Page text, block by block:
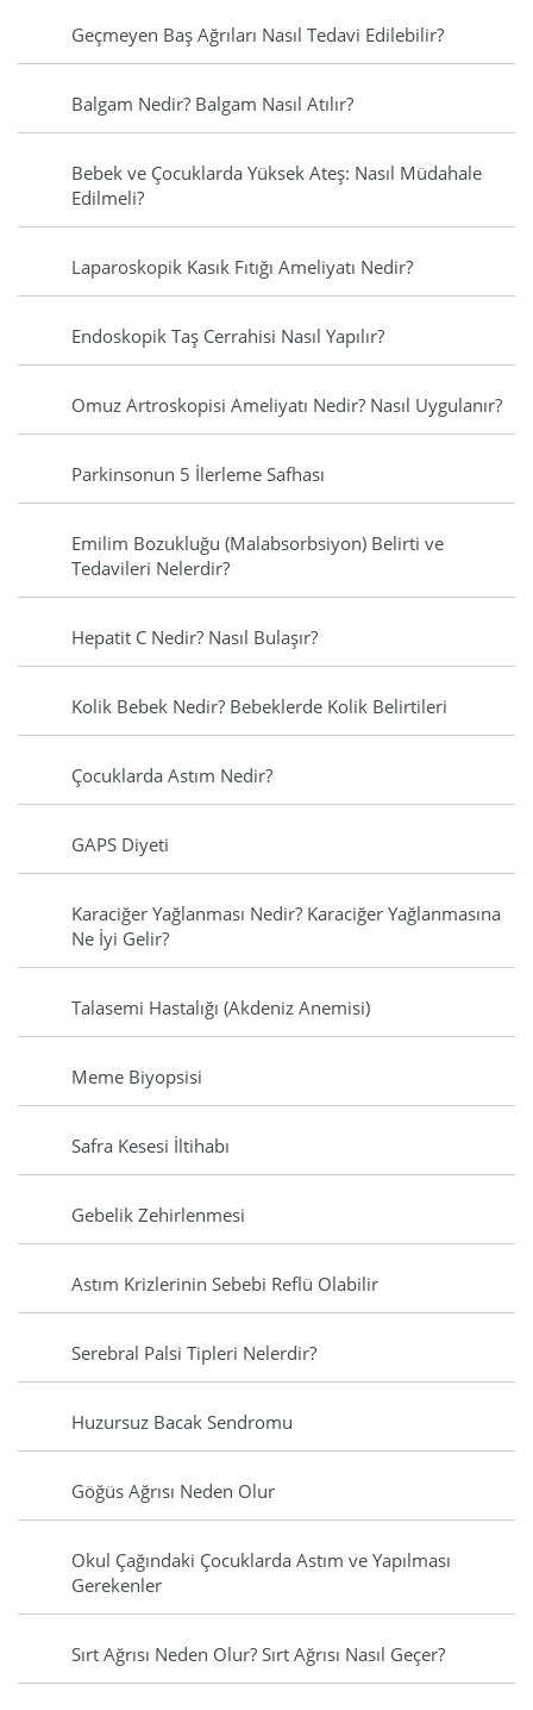
Geçmeyen Baş Ağrıları Nasıl Tedavi Edilebilir?
Balgam Nedir? Balgam Nasıl Atılır?
Bebek ve Çocuklarda Yüksek Ateş: Nasıl Müdahale
Edilmeli?
Laparoskopik Kasık Fıtığı Ameliyatı Nedir?
Endoskopik Taş Cerrahisi Nasıl Yapılır?
Omuz Artroskopisi Ameliyatı Nedir? Nasıl Uygulanır?
Parkinsonun 5 İlerleme Safhası
Emilim Bozukluğu (Malabsorbsiyon) Belirti ve
Tedavileri Nelerdir?
Hepatit C Nedir? Nasıl Bulaşır?
Kolik Bebek Nedir? Bebeklerde Kolik Belirtileri
Çocuklarda Astım Nedir?
GAPS Diyeti
Karaciğer Yağlanması Nedir? Karaciğer Yağlanmasına
Ne İyi Gelir?
Talasemi Hastalığı (Akdeniz Anemisi)
Meme Biyopsisi
Safra Kesesi İltihabı
Gebelik Zehirlenmesi
Astım Krizlerinin Sebebi Reflü Olabilir
Serebral Palsi Tipleri Nelerdir?
Huzursuz Bacak Sendromu
Göğüs Ağrısı Neden Olur
Okul Çağındaki Çocuklarda Astım ve Yapılması
Gerekenler
Sırt Ağrısı Neden Olur? Sırt Ağrısı Nasıl Geçer?